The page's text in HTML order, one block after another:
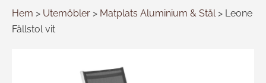
Hem > Utemöbler > Matplats Aluminium & Stål> Leone
Fällstol vit